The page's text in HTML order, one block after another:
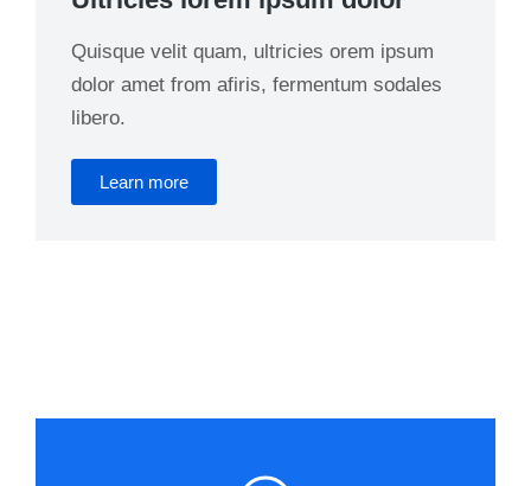
Quisque velit quam, ultricies orem ipsum
dolor amet from afiris, fermentum sodales
libero.
Learn more